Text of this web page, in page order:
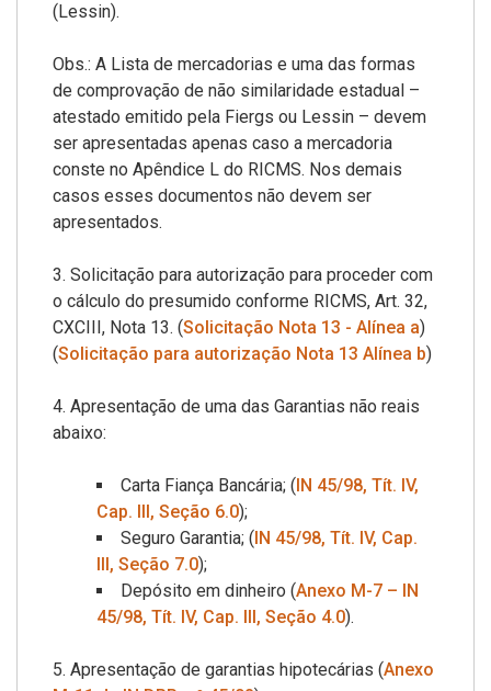
(Lessin).
Obs.: A Lista de mercadorias e uma das formas
de comprovação de não similaridade estadual –
atestado emitido pela Fiergs ou Lessin – devem
ser apresentadas apenas caso a mercadoria
conste no Apêndice L do RICMS. Nos demais
casos esses documentos não devem ser
apresentados.
3. Solicitação para autorização para proceder com
o cálculo do presumido conforme RICMS, Art. 32,
CXCIII, Nota 13. (Solicitação Nota 13 - Alínea a)
(Solicitação para autorização Nota 13 Alínea b)
4. Apresentação de uma das Garantias não reais
abaixo:
Carta Fiança Bancária; (IN 45/98, Tít. IV,
Cap. III, Seção 6.0);
Seguro Garantia; (IN 45/98, Tít. IV, Cap.
III, Seção 7.0);
Depósito em dinheiro (Anexo M-7 – IN
45/98, Tít. IV, Cap. III, Seção 4.0).
5. Apresentação de garantias hipotecárias (Anexo